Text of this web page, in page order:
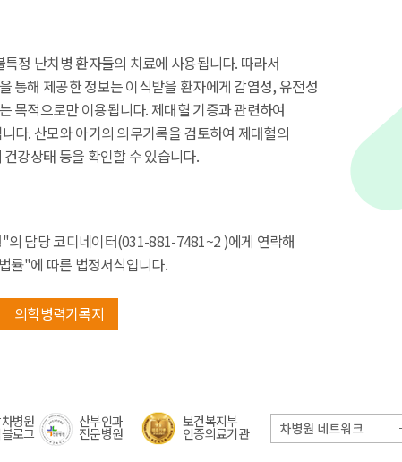
정 난치병 환자들의 치료에 사용됩니다. 따라서
통해 제공한 정보는 이식받을 환자에게 감염성, 유전성
목적으로만 이용됩니다. 제대혈 기증과 관련하여
다. 산모와 아기의 의무기록을 검토하여 제대혈의
강상태 등을 확인할 수 있습니다.
담당 코디네이터(031-881-7481~2 )에게 연락해
률"에 따른 법정서식입니다.
의학병력기록지
병원
로그
산부인과
전문병원
보건복지부
인증의료기관